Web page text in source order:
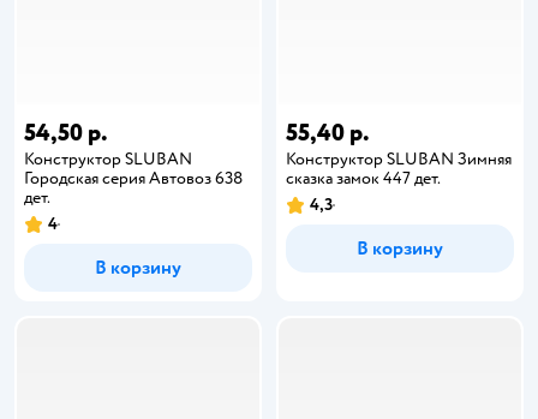
54,50 р.
Конструктор SLUBAN
Городская серия Автовоз 638
дет.
4
В корзину
55,40 р.
Конструктор SLUBAN Зимняя
сказка замок 447 дет.
4,3
В корзину